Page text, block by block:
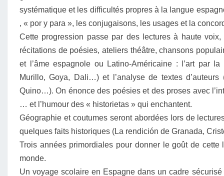
systématique et les difficultés propres à la langue
, « por y para », les conjugaisons, les usages et la
Cette progression passe par des lectures à haute
récitations de poésies, ateliers théâtre, chansons
et l’âme espagnole ou Latino-Américaine : l’art par
Murillo, Goya, Dali…) et l’analyse de textes d’auteurs
Quino…). On énonce des poésies et des proses avec
… et l’humour des « historietas » qui enchantent.
Géographie et coutumes seront abordées lors de
quelques faits historiques (La rendición de Granada,
Trois années primordiales pour donner le goût de
monde.
Un voyage scolaire en Espagne dans un cadre